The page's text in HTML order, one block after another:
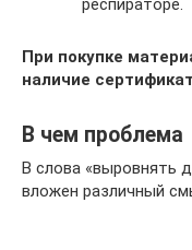
респираторе.
При покупке
наличие
В чем проблема
В слова «выровнять
вложен различный